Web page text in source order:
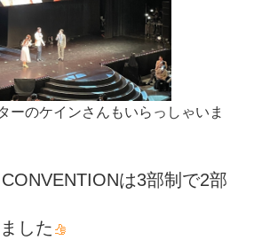
ーのケインさんもいらっしゃいま
は3部制で2部
した